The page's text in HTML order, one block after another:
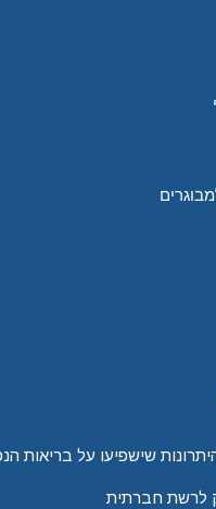
שישפיעו על בריאות
לרשת חברתית